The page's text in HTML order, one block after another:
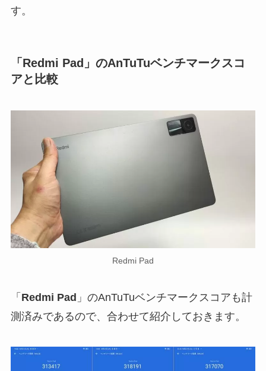
す。
「Redmi Pad」のAnTuTuベンチマークスコ
アと比較
Redmi Pad
「 Redmi Pad 」のAnTuTuベンチマークスコアも計
測済みであるので、合わせて紹介しておきます。